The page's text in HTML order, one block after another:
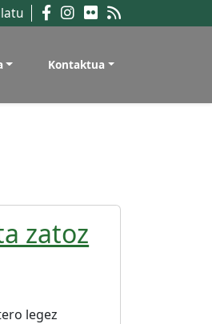
Kontaktua
zatoz
legez